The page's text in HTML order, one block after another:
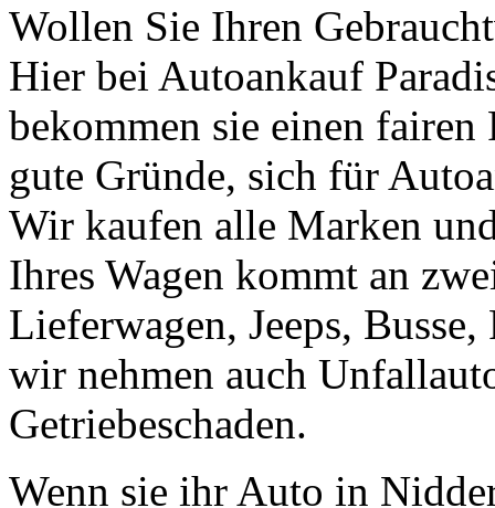
Wollen Sie Ihren
Hier bei Autoankauf
bekommen sie einen
gute Gründe, sich für
Wir kaufen alle Marken
Ihres Wagen kommt an
Lieferwagen, Jeeps,
wir nehmen auch
Getriebeschaden.
Wenn sie ihr Auto in